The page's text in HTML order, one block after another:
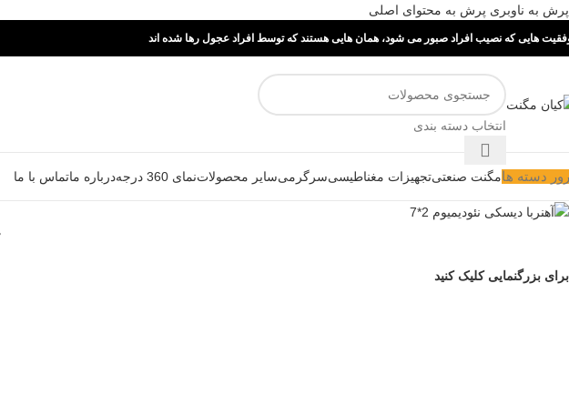
پرش به ناوبری پرش به محتوای اصلی
هایی که نصیب افراد صبور می شود، همان هایی هستند که توسط افراد عجول رها شده اند
انتخاب دسته بندی
دسته هامگنت صنعتیتجهیزات مغناطیسیسرگرمیسایر محصولاتنمای 360 درجه درباره ماتماس با ما
برای بزرگنمایی کلیک کنید